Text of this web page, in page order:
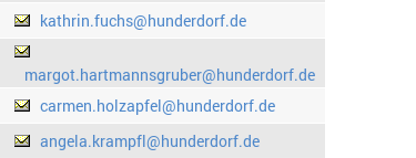
kathrin.fuchs@hunderdorf.de
margot.hartmannsgruber@hunderdorf.de
carmen.holzapfel@hunderdorf.de
angela.krampfl@hunderdorf.de